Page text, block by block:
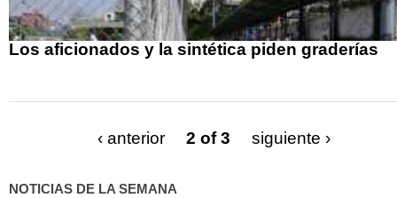
Los aficionados y la sintética piden graderías
‹ anterior 2 of 3 siguiente ›
NOTICIAS DE LA SEMANA